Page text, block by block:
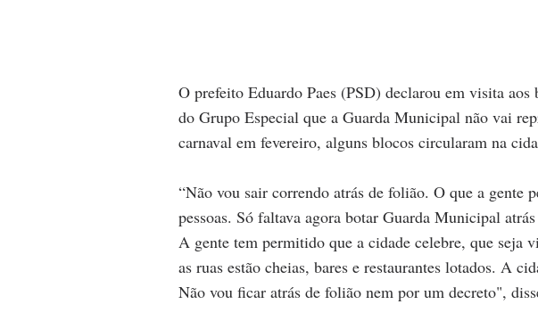
O prefeito Eduardo Paes (PSD) declarou em visita aos
do Grupo Especial que a Guarda Municipal não vai
carnaval em fevereiro, alguns blocos circularam na
“Não vou sair correndo atrás de folião. O que a gente
pessoas. Só faltava agora botar Guarda Municipal
A gente tem permitido que a cidade celebre, que seja
as ruas estão cheias, bares e restaurantes lotados. A
Não vou ficar atrás de folião nem por um decreto",